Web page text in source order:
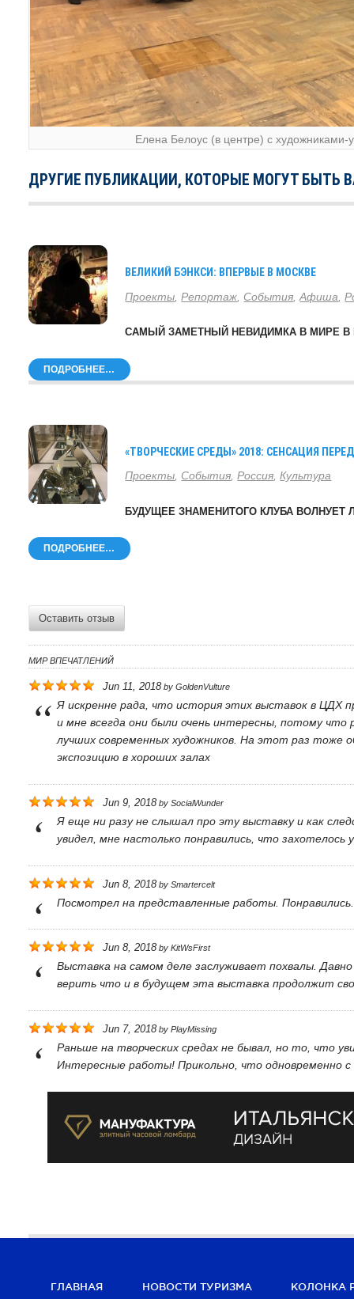
Елена Белоус (в центре) с художниками-
ДРУГИЕ ПУБЛИКАЦИИ, КОТОРЫЕ МОГУТ БЫТЬ
ВЕЛИКИЙ БЭНКСИ: ВПЕРВЫЕ В МОСКВЕ
Проекты ,Репортаж События ,Афиша ,
САМЫЙ ЗАМЕТНЫЙ НЕВИДИМКА В МИРЕ
ПОДРОБНЕЕ…
«ТВОРЧЕСКИЕ СРЕДЫ» 2018: СЕНСАЦИЯ
Проекты События ,Россия ,Культура
БУДУЩЕЕ ЗНАМЕНИТОГО КЛУБА
ПОДРОБНЕЕ…
Оставить отзыв
МИР ВПЕЧАТЛЕНИЙ
Jun 11, 2018by GoldenVulture
Я искренне рада, что история этих выставок в ЦДХ
и мне всегда они были очень интересны, потому
лучших современных художников. На этот раз тоже
экспозицию в хороших залах
Jun 9, 2018by SocialWunder
Я еще ни разу не слышал про эту выставку и как
увидел, мне настолько понравились, что захотелось
Jun 8, 2018by Smartercelt
Посмотрел на представленные работы.
Jun 8, 2018by KitWsFirst
Выставка на самом деле заслуживает похвалы.
верить что и в будущем эта выставка продолжит
Jun 7, 2018by PlayMissing
Раньше на творческих средах не бывал, но то, что
Интересные работы! Прикольно, что одновременно
ГЛАВНАЯ НОВОСТИ ТУРИЗМА КОЛОНКА